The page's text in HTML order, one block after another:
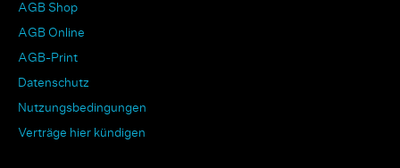
AGB Shop
AGB Online
AGB-Print
Datenschutz
Nutzungsbedingungen
Verträge hier kündigen